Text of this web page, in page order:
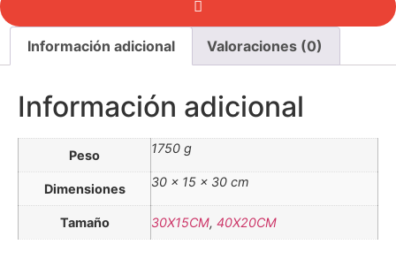
Información adicional Valoraciones (0)
Información adicional
Peso 1750 g
Dimensiones 30 × 15 × 30 cm
Tamaño 30X15CM, 40X20CM